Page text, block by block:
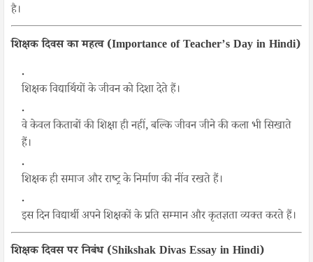
है।
शिक्षक दिवस का महत्व (Importance of Teacher’s Day in Hindi)
शिक्षक विद्यार्थियों के जीवन को दिशा देते हैं।
वे केवल किताबों की शिक्षा ही नहीं, बल्कि जीवन जीने की कला भी सिखाते
हैं।
शिक्षक ही समाज और राष्ट्र के निर्माण की नींव रखते हैं।
इस दिन विद्यार्थी अपने शिक्षकों के प्रति सम्मान और कृतज्ञता व्यक्त करते हैं।
शिक्षक दिवस पर निबंध (Shikshak Divas Essay in Hindi)